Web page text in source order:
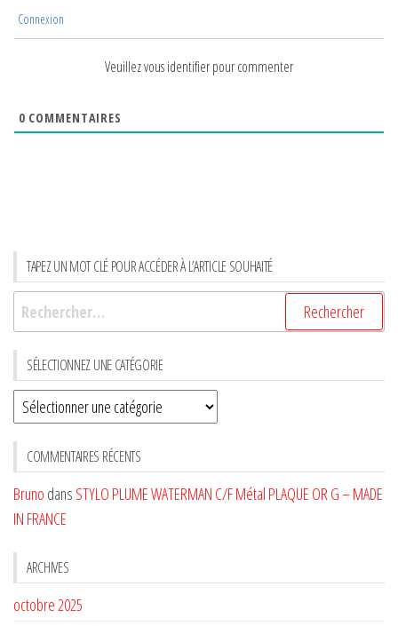
Connexion
Veuillez vous identifier pour commenter
0 COMMENTAIRES
TAPEZ UN MOT CLÉ POUR ACCÉDER À L’ARTICLE SOUHAITÉ
Rechercher :
SÉLECTIONNEZ UNE CATÉGORIE
Sélectionnez
une
CATÉGORIE
COMMENTAIRES RÉCENTS
Bruno dans STYLO PLUME WATERMAN C/F Métal PLAQUE OR G – MADE
IN FRANCE
ARCHIVES
octobre 2025